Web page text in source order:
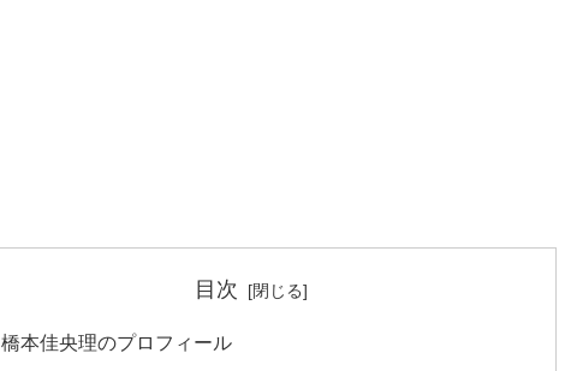
目次
橋本佳央理のプロフィール